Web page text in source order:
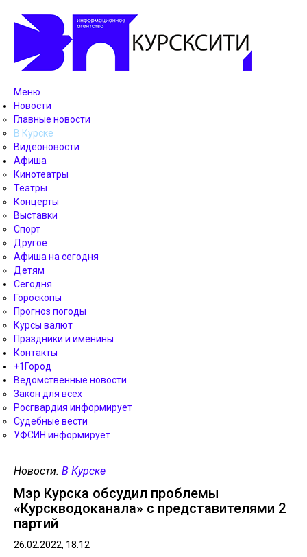
Меню
Новости
Главные новости
В Курске
Видеоновости
Афиша
Кинотеатры
Театры
Концерты
Выставки
Спорт
Другое
Афиша на сегодня
Детям
Сегодня
Гороскопы
Прогноз погоды
Курсы валют
Праздники и именины
Контакты
+1Город
Ведомственные новости
Закон для всех
Росгвардия информирует
Судебные вести
УФСИН информирует
Новости: В Курске
Мэр Курска обсудил проблемы
«Курскводоканала» с представителями 2
партий
26.02.2022, 18.12